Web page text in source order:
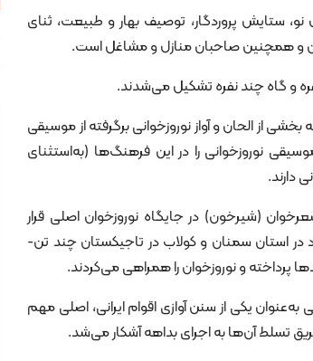
ستایش پروردگار، توصیف بهار و طبیعت، ثنای
و همچنین صاحبان منازل و مشاغل است.
از الحان و آواز نوروزخوانی برگرفته از موسیقی
نوروزخوانی را در این فرهنگ‌ها (به‌استثنای
دارند.
(شیرخون) در جایگاه نوروزخوان اصلی قرار
استان سمنان و کولاب در تاجیکستان چند تن-
پرداخته و نوروزخوان را همراهی می‌کردند.
یکی از سنن آوازی اقوام ایرانی، اصلی مهم
تسلط آن‌ها به اجرای بداهه آشکار می‌شد.